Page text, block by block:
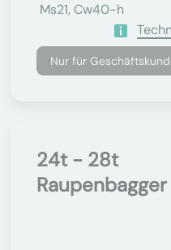
Ms21, Cw40-h
Nur für
24t - 28t
Raupenbagger